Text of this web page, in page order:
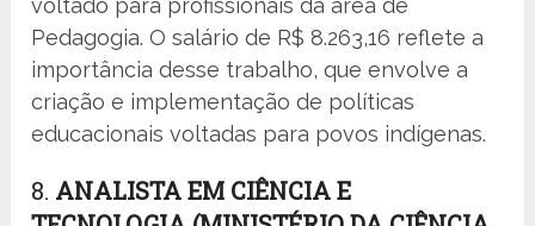
voltado para profissionais da área de
Pedagogia. O salário de R$ 8.263,16 reflete a
importância desse trabalho, que envolve a
criação e implementação de políticas
educacionais voltadas para povos indígenas.
8. ANALISTA EM CIÊNCIA E